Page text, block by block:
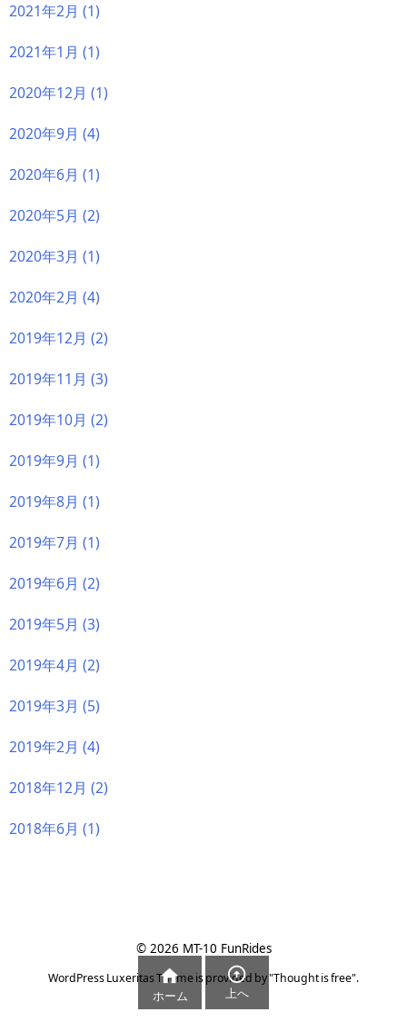
2021年2月 (1)
2021年1月 (1)
2020年12月 (1)
2020年9月 (4)
2020年6月 (1)
2020年5月 (2)
2020年3月 (1)
2020年2月 (4)
2019年12月 (2)
2019年11月 (3)
2019年10月 (2)
2019年9月 (1)
2019年8月 (1)
2019年7月 (1)
2019年6月 (2)
2019年5月 (3)
2019年4月 (2)
2019年3月 (5)
2019年2月 (4)
2018年12月 (2)
2018年6月 (1)
© 2026 MT-10 FunRides
WordPress Luxeritas Theme is provided by "Thought is free".

ホーム

上へ